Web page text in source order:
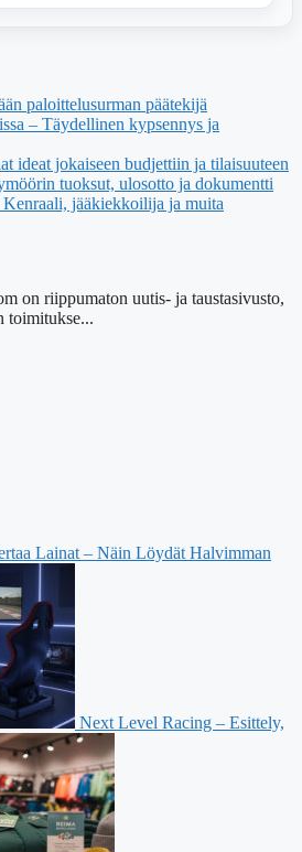
paloittelusurman päätekijä
– Täydellinen kypsennys ja
ideat jokaiseen budjettiin ja tilaisuuteen
tuoksut, ulosotto ja dokumentti
jääkiekkoilija ja muita
on riippumaton uutis- ja taustasivusto,
toimitukse...
Lainat – Näin Löydät Halvimman
Next Level Racing – Esittely,